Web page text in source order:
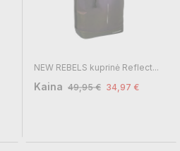
NEW REBELS kuprinė Reflect...
Kaina 49,95 € 34,97 €